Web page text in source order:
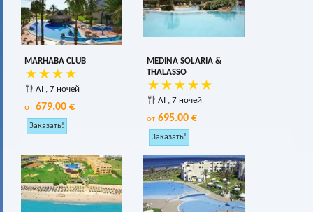
MARHABA CLUB
AI , 7 ночей
от 679.00 €
MEDINA SOLARIA &
THALASSO
AI , 7 ночей
от 695.00 €